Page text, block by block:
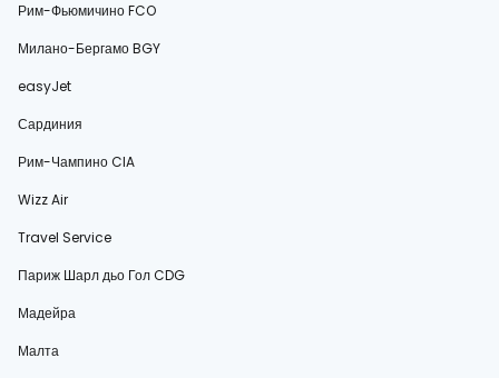
Рим-Фьюмичино FCO
Милано-Бергамо BGY
easyJet
Сардиния
Рим-Чампино CIA
Wizz Air
Travel Service
Париж Шарл дьо Гол CDG
Мадейра
Малта